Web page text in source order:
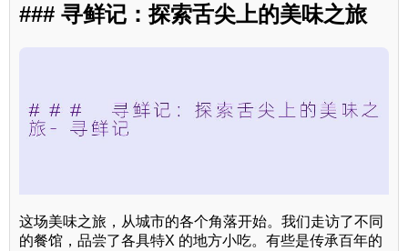
### 寻鲜记：探索舌尖上的美味之旅
这场美味之旅，从城市的各个角落开始。我们走访了不同
的餐馆，品尝了各具特X 的地方小吃。有些是传承百年的